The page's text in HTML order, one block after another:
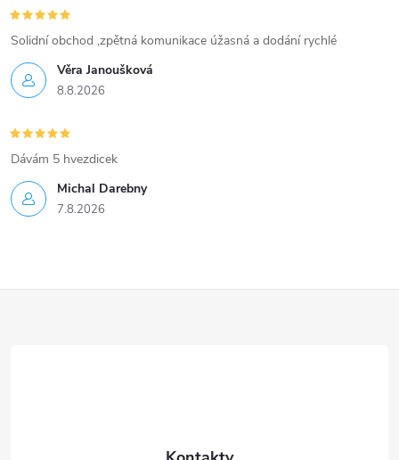
Věra Janoušková
8.8.2026
Solidní obchod ,zpětná komunikace úžasná a dodání rychlé
Michal Darebny
7.8.2026
Dávám 5 hvezdicek